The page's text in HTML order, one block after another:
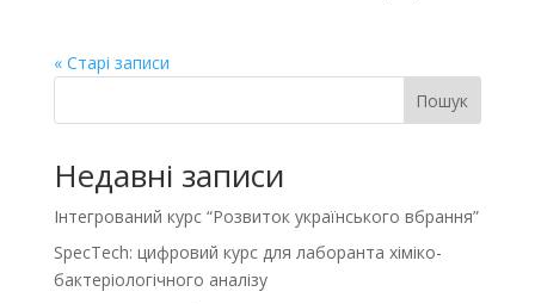
« Старі записи
Пошук
Недавні записи
Інтегрований курс “Розвиток українського вбрання”
SpecTech: цифровий курс для лаборанта хіміко-
бактеріологічного аналізу